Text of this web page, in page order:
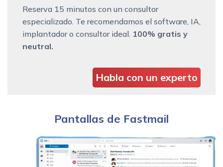
Reserva 15 minutos con un consultor
especializado. Te recomendamos el software, IA,
implantador o consultor ideal. 100% gratis y
neutral.
Habla con un experto
Pantallas de Fastmail